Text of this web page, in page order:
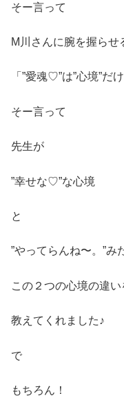
そー言って
M川さんに腕を握らせ
「”愛魂♡”は”心境”だ
そー言って
先生が
”幸せな♡”な心境
と
”やってらんね〜。”み
この２つの心境の違い
教えてくれました♪
で
もちろん！